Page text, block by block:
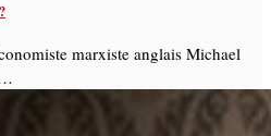
marxiste anglais Michael